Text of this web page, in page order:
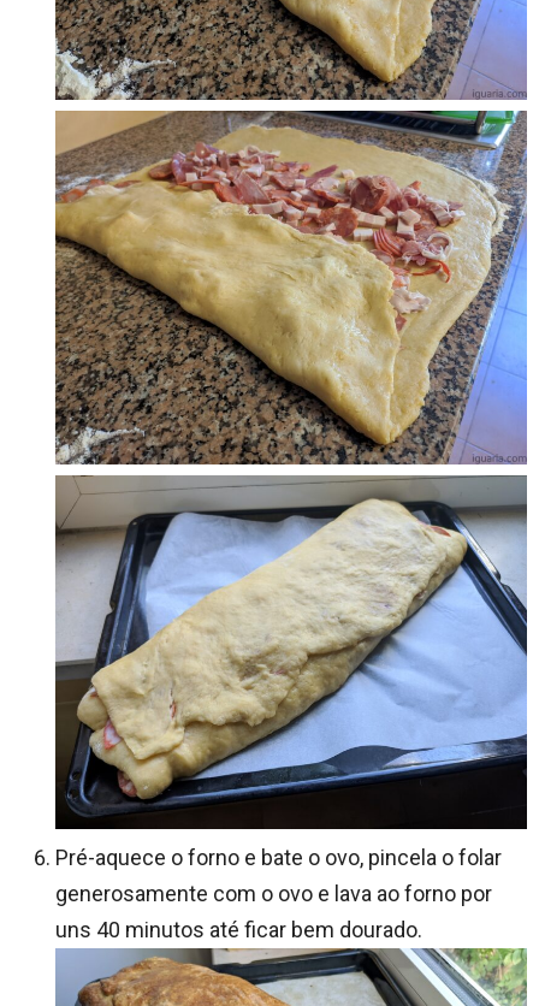
Pré-aquece o forno e bate o ovo, pincela o folar
generosamente com o ovo e lava ao forno por
uns 40 minutos até ficar bem dourado.